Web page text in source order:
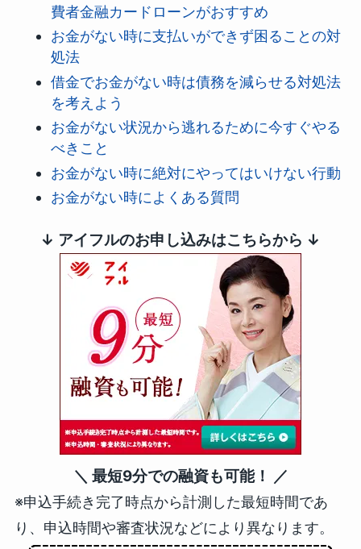
費者金融カードローンがおすすめ
お金がない時に支払いができず困ることの対
処法
借金でお金がない時は債務を減らせる対処法
を考えよう
お金がない状況から逃れるために今すぐやる
べきこと
お金がない時に絶対にやってはいけない行動
お金がない時によくある質問
↓ アイフルのお申し込みはこちらから ↓
＼ 最短9分での融資も可能！ ／
※申込手続き完了時点から計測した最短時間であ
り、申込時間や審査状況などにより異なります。